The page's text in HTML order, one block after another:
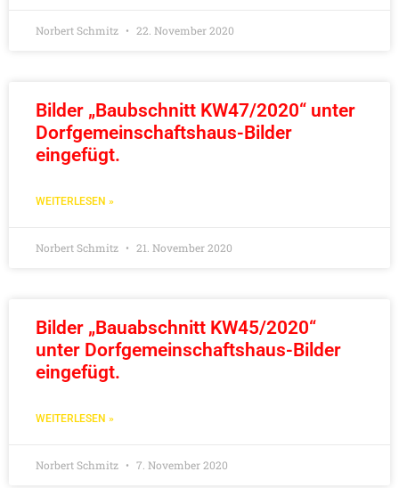
Norbert Schmitz 22. November 2020
Bilder „Baubschnitt KW47/2020“ unter
Dorfgemeinschaftshaus-Bilder
eingefügt.
WEITERLESEN »
Norbert Schmitz 21. November 2020
Bilder „Bauabschnitt KW45/2020“
unter Dorfgemeinschaftshaus-Bilder
eingefügt.
WEITERLESEN »
Norbert Schmitz 7. November 2020